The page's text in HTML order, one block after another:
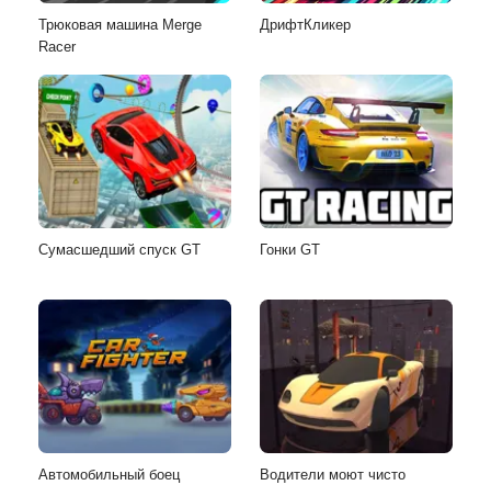
Трюковая машина Merge
Racer
ДрифтКликер
Сумасшедший спуск GT Гонки GT
Автомобильный боец Водители моют чисто